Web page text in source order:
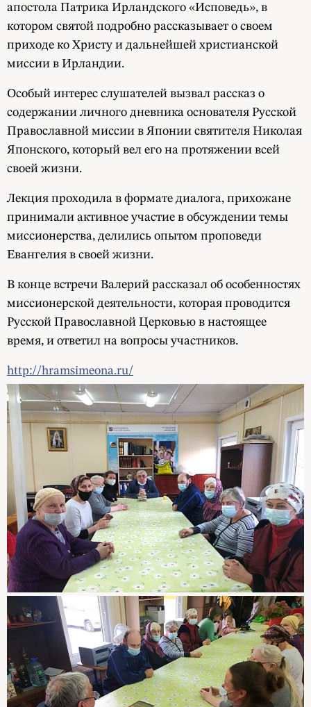
апостола Патрика Ирландского «Исповедь», в
котором святой подробно рассказывает о своем
приходе ко Христу и дальнейшей христианской
миссии в Ирландии.
Особый интерес слушателей вызвал рассказ о
содержании личного дневника основателя Русской
Православной миссии в Японии святителя Николая
Японского, который вел его на протяжении всей
своей жизни.
Лекция проходила в формате диалога, прихожане
принимали активное участие в обсуждении темы
миссионерства, делились опытом проповеди
Евангелия в своей жизни.
В конце встречи Валерий рассказал об особенностях
миссионерской деятельности, которая проводится
Русской Православной Церковью в настоящее
время, и ответил на вопросы участников.
http://hramsimeona.ru/